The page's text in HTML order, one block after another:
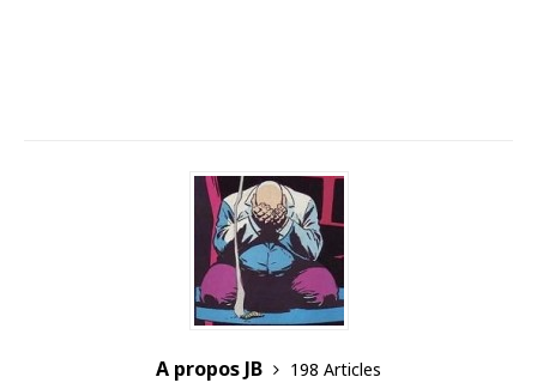
A propos JB
198 Articles